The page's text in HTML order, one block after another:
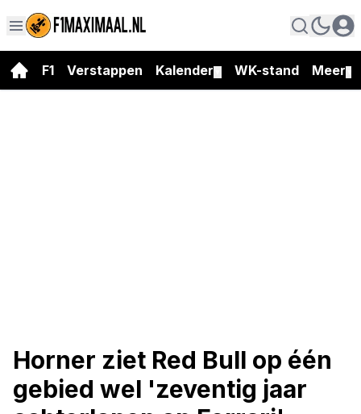
F1 Verstappen Kalender WK-stand Meer
Horner ziet Red Bull op één
gebied wel 'zeventig jaar